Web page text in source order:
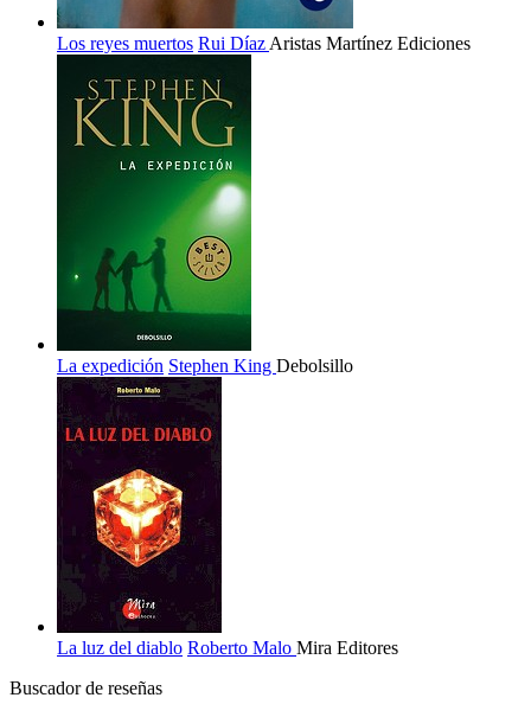
Los reyes muertos Rui Díaz Aristas Martínez Ediciones
La expedición Stephen King Debolsillo
La luz del diablo Roberto Malo Mira Editores
Buscador de reseñas